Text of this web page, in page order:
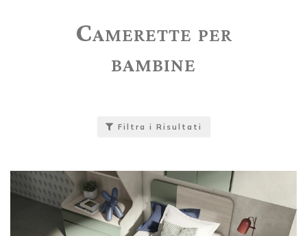
Camerette per
bambine
Filtra i Risultati